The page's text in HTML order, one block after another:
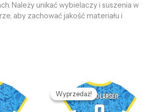
Należy unikać wybielaczy i suszenia w
aby zachować jakość materiału i
zł.
Wyprzedaż!
Wyprzedaż!
Pierwotna
cena
wynosiła:
469,85 zł.
Aktualna
cena
wynosi:
128,69 zł.